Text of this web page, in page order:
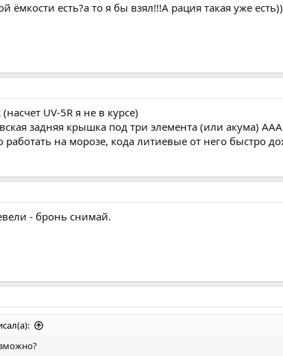
ёмкости есть?а то я бы взял!!!А рация такая уже
UV-5R я не в курсе)
задняя крышка под три элемента (или акума)
работать на морозе, кода литиевые от него быстро
- бронь снимай.